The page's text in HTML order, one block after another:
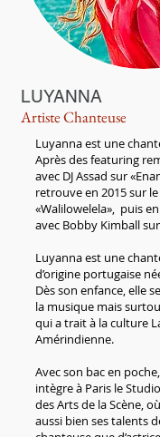
LUYANNA
Artiste Chanteuse
Luyanna est une
Après des featuring
avec DJ Assad sur
retrouve en 2015 sur
«Walilowelela», puis
avec Bobby Kimball
Luyanna est une
d’origine portugaise
Dès son enfance, elle
la musique mais
qui a trait à la culture
Amérindienne.
Avec son bac en
intègre à Paris le
des Arts de la Scène,
aussi bien ses talents